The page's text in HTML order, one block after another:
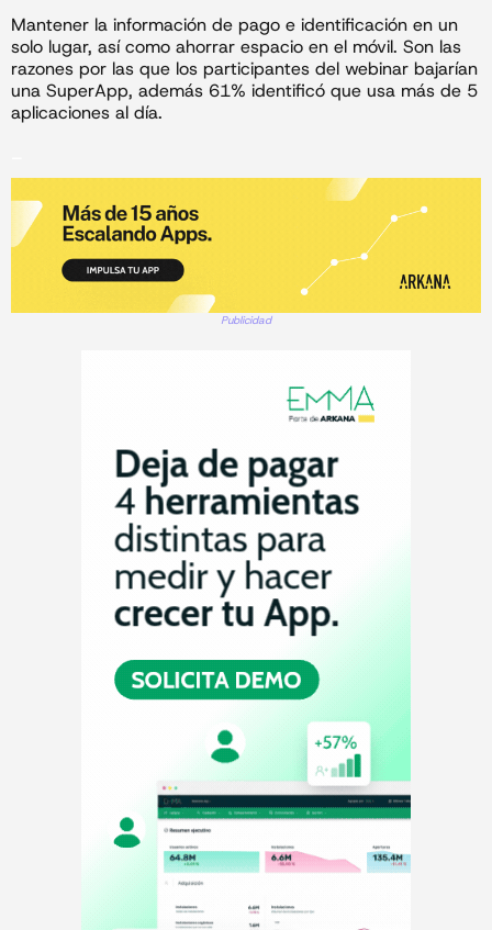
Mantener la información de pago e identificación en un
solo lugar, así como ahorrar espacio en el móvil. Son las
razones por las que los participantes del webinar bajarían
una SuperApp, además 61% identificó que usa más de 5
aplicaciones al día.
Publicidad